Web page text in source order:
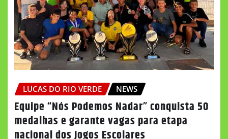
LUCAS DO RIO VERDE NEWS
Equipe “Nós Podemos Nadar” conquista 50
medalhas e garante vagas para etapa